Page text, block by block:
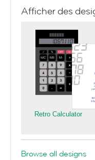
Afficher des
Retro Calculator
Browse all designs